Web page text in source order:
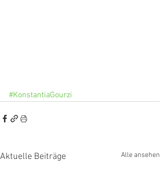
#KonstantiaGourzi
Aktuelle Beiträge Alle ansehen